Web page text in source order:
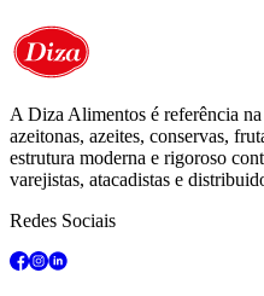
A Diza Alimentos é referência
azeitonas, azeites, conservas,
estrutura moderna e rigoroso
varejistas, atacadistas e
Redes Sociais